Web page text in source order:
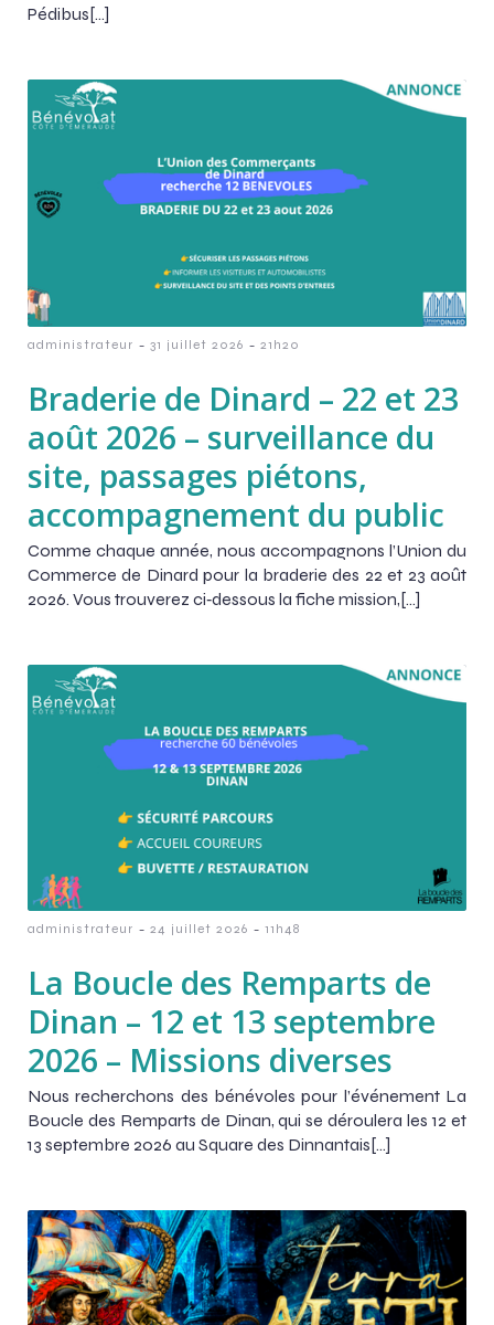
Pédibus[…]
administrateur - 31 juillet 2026 - 21h20
Braderie de Dinard – 22 et 23
août 2026 – surveillance du
site, passages piétons,
accompagnement du public
Comme chaque année, nous accompagnons l’Union du
Commerce de Dinard pour la braderie des 22 et 23 août
2026. Vous trouverez ci‑dessous la fiche mission,[…]
administrateur - 24 juillet 2026 - 11h48
La Boucle des Remparts de
Dinan – 12 et 13 septembre
2026 – Missions diverses
Nous recherchons des bénévoles pour l’événement La
Boucle des Remparts de Dinan, qui se déroulera les 12 et
13 septembre 2026 au Square des Dinnantais[…]